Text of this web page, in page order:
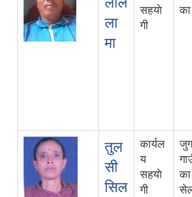
ला
मा
सहयाे
गी
का
तुल
सी
सिल
कार्यल
य
सहयाे
गी